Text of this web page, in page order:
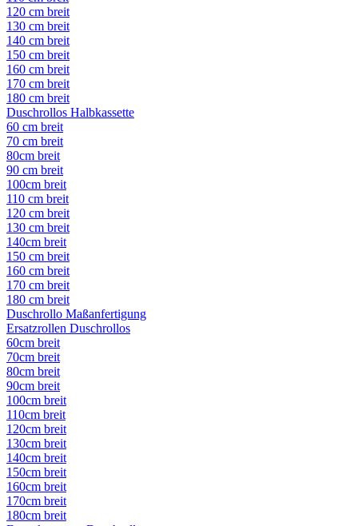
120 cm breit
130 cm breit
140 cm breit
150 cm breit
160 cm breit
170 cm breit
180 cm breit
Duschrollos Halbkassette
60 cm breit
70 cm breit
80cm breit
90 cm breit
100cm breit
110 cm breit
120 cm breit
130 cm breit
140cm breit
150 cm breit
160 cm breit
170 cm breit
180 cm breit
Duschrollo Maßanfertigung
Ersatzrollen Duschrollos
60cm breit
70cm breit
80cm breit
90cm breit
100cm breit
110cm breit
120cm breit
130cm breit
140cm breit
150cm breit
160cm breit
170cm breit
180cm breit